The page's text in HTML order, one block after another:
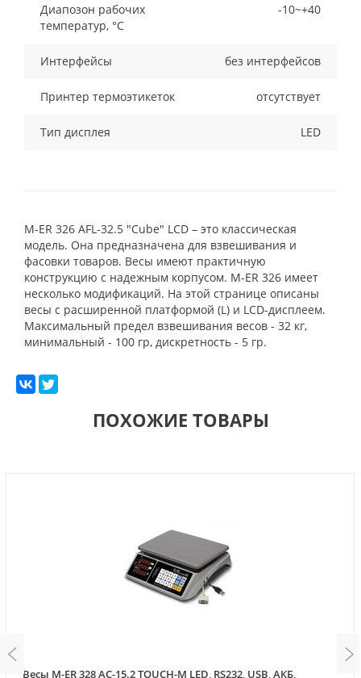
Диапозон рабочих
температур, °С
-10~+40
Интерфейсы без интерфейсов
Принтер термоэтикеток отсутствует
Тип дисплея LED
M-ER 326 AFL-32.5 "Cube" LCD – это классическая
модель. Она предназначена для взвешивания и
фасовки товаров. Весы имеют практичную
конструкцию с надежным корпусом. M-ER 326 имеет
несколько модификаций. На этой странице описаны
весы с расширенной платформой (L) и LCD-дисплеем.
Максимальный предел взвешивания весов - 32 кг,
минимальный - 100 гр, дискретность - 5 гр.
ПОХОЖИЕ ТОВАРЫ
Весы M-ER 328 AC-15.2 TOUCH-M LED, RS232, USB, АКБ,